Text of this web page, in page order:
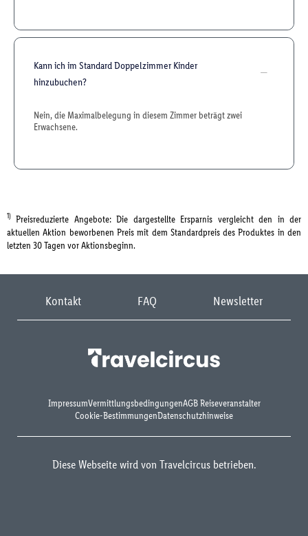
Kann ich im Standard Doppelzimmer Kinder
hinzubuchen?
Nein, die Maximalbelegung in diesem Zimmer beträgt zwei
Erwachsene.
1) Preisreduzierte Angebote: Die dargestellte Ersparnis vergleicht den in der
aktuellen Aktion beworbenen Preis mit dem Standardpreis des Produktes in den
letzten 30 Tagen vor Aktionsbeginn.
Kontakt FAQ Newsletter
ImpressumVermittlungsbedingungenAGB Reiseveranstalter
Cookie-BestimmungenDatenschutzhinweise
Diese Webseite wird von Travelcircus betrieben.